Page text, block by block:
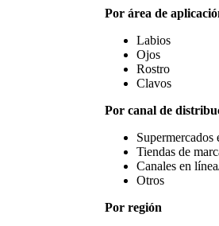
Por área de
Labios
Ojos
Rostro
Clavos
Por canal de
Supermercados
Tiendas de
Canales en
Otros
Por región